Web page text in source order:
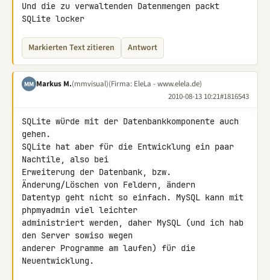
Und die zu verwaltenden Datenmengen packt
SQLite locker
Markierten Text zitieren Antwort
MM Markus M.(mmvisual)(Firma: EleLa - www.elela.de)
2010-08-13 10:21#1816543
SQLite würde mit der Datenbankkomponente auch
gehen.
SQLite hat aber für die Entwicklung ein paar
Nachtile, also bei
Erweiterung der Datenbank, bzw.
Änderung/Löschen von Feldern, ändern
Datentyp geht nicht so einfach. MySQL kann mit
phpmyadmin viel leichter
administriert werden, daher MySQL (und ich hab
den Server sowiso wegen
anderer Programme am laufen) für die
Neuentwicklung.